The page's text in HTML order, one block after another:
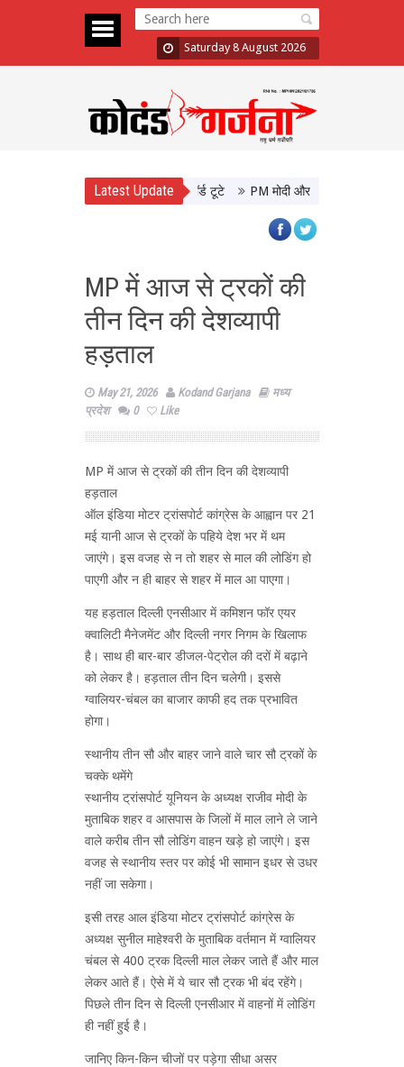
Saturday 8 August 2026
Latest Update
तूफान, 48 घंटे में 10 फिल्मों के रिकॉर्ड टूटे PM मोदी और CM योगी की मुलाकात,
MP में आज से ट्रकों की
तीन दिन की देशव्यापी
हड़ताल
May 21, 2026 Kodand Garjana
मध्य
प्रदेश
0 Like
MP में आज से ट्रकों की तीन दिन की देशव्यापी
हड़ताल
ऑल इंडिया मोटर ट्रांसपोर्ट कांग्रेस के आह्वान पर 21
मई यानी आज से ट्रकों के पहिये देश भर में थम
जाएंगे। इस वजह से न तो शहर से माल की लोडिंग हो
पाएगी और न ही बाहर से शहर में माल आ पाएगा।
यह हड़ताल दिल्ली एनसीआर में कमिशन फॉर एयर
क्वालिटी मैनेजमेंट और दिल्ली नगर निगम के खिलाफ
है। साथ ही बार-बार डीजल-पेट्रोल की दरों में बढ़ाने
को लेकर है। हड़ताल तीन दिन चलेगी। इससे
ग्वालियर-चंबल का बाजार काफी हद तक प्रभावित
होगा।
स्थानीय तीन सौ और बाहर जाने वाले चार सौ ट्रकों के
चक्के थमेंगे
स्थानीय ट्रांसपोर्ट यूनियन के अध्यक्ष राजीव मोदी के
मुताबिक शहर व आसपास के जिलों में माल लाने ले जाने
वाले करीब तीन सौ लोडिंग वाहन खड़े हो जाएंगे। इस
वजह से स्थानीय स्तर पर कोई भी सामान इधर से उधर
नहीं जा सकेगा।
इसी तरह आल इंडिया मोटर ट्रांसपोर्ट कांग्रेस के
अध्यक्ष सुनील माहेश्वरी के मुताबिक वर्तमान में ग्वालियर
चंबल से 400 ट्रक दिल्ली माल लेकर जाते हैं और माल
लेकर आते हैं। ऐसे में ये चार सौ ट्रक भी बंद रहेंगे।
पिछले तीन दिन से दिल्ली एनसीआर में वाहनों में लोडिंग
ही नहीं हुई है।
जानिए किन-किन चीजों पर पड़ेगा सीधा असर